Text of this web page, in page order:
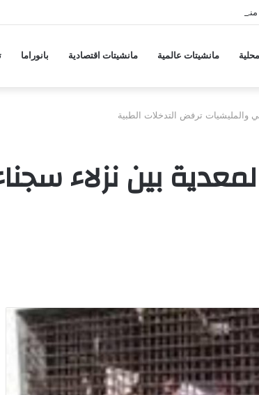
من حلفاء لإيران
مانشيتات عالمية مانشيتات اقتصادية بانوراما
والمليشيات ترفض التدخلات الطبية
بين نزلاء